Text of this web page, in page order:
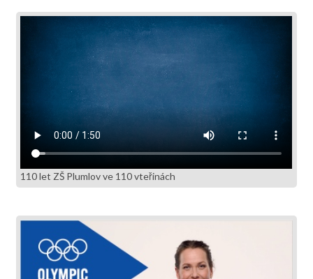
110 let ZŠ Plumlov ve 110 vteřinách